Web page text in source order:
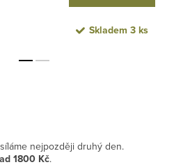
Skladem 3 ks
nejpozději druhý den.
1800 Kč.